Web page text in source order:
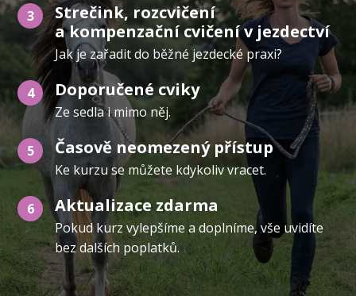
3
Strečink, rozcvičení
a kompenzační cvičení v jezdectví
Jak je zařadit do běžné jezdecké praxi?
4 Doporučené cviky
Ze sedla i mimo něj.
5 Časově neomezený přístup
Ke kurzu se můžete kdykoliv vracet.
6 Aktualizace zdarma
Pokud kurz vylepšíme a doplníme, vše uvidíte
bez dalších poplatků.